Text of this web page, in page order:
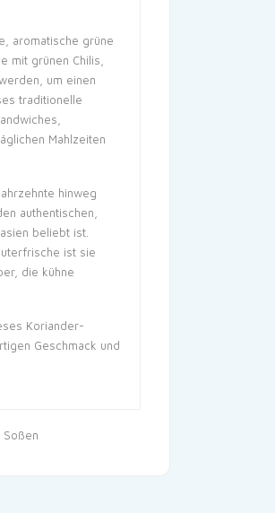
aromatische grüne
mit grünen Chilis,
um einen
traditionelle
Mahlzeiten
hinweg
authentischen,
beliebt ist.
ist sie
die kühne
Koriander-
Geschmack und
Soßen